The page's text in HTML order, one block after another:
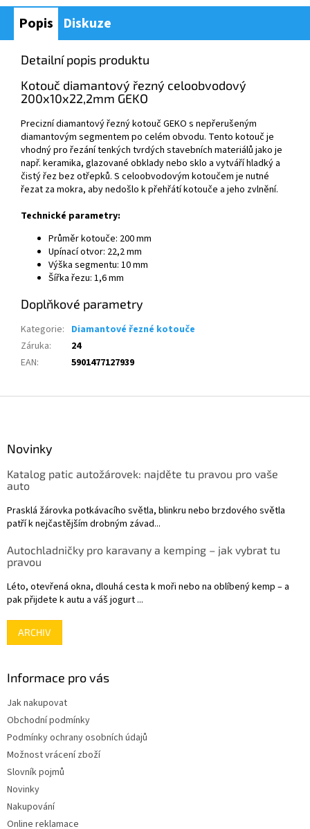
Popis Diskuze
Detailní popis produktu
Kotouč diamantový řezný celoobvodový
200x10x22,2mm GEKO
Precizní diamantový řezný kotouč GEKO s nepřerušeným
diamantovým segmentem po celém obvodu. Tento kotouč je
vhodný pro řezání tenkých tvrdých stavebních materiálů jako je
např. keramika, glazované obklady nebo sklo a vytváří hladký a
čistý řez bez otřepků. S celoobvodovým kotoučem je nutné
řezat za mokra, aby nedošlo k přehřátí kotouče a jeho zvlnění.
Technické parametry:
Průměr kotouče: 200 mm
Upínací otvor: 22,2 mm
Výška segmentu: 10 mm
Šířka řezu: 1,6 mm
Doplňkové parametry
Kategorie: Diamantové řezné kotouče
Záruka:
24
EAN: 5901477127939
Novinky
Katalog patic autožárovek: najděte tu pravou pro vaše
auto
Prasklá žárovka potkávacího světla, blinkru nebo brzdového světla
patří k nejčastějším drobným závad...
Autochladničky pro karavany a kemping – jak vybrat tu
pravou
Léto, otevřená okna, dlouhá cesta k moři nebo na oblíbený kemp – a
pak přijdete k autu a váš jogurt ...
ARCHIV
Informace pro vás
Jak nakupovat
Obchodní podmínky
Podmínky ochrany osobních údajů
Možnost vrácení zboží
Slovník pojmů
Novinky
Nakupování
Online reklamace